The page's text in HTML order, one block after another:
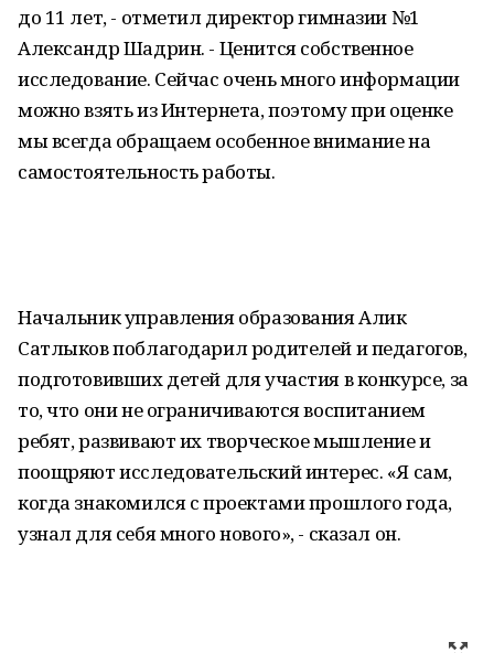
до 11 лет, - отметил директор гимназии №1
Александр Шадрин. - Ценится собственное
исследование. Сейчас очень много информации
можно взять из Интернета, поэтому при оценке
мы всегда обращаем особенное внимание на
самостоятельность работы.
Начальник управления образования Алик
Сатлыков поблагодарил родителей и педагогов,
подготовивших детей для участия в конкурсе, за
то, что они не ограничиваются воспитанием
ребят, развивают их творческое мышление и
поощряют исследовательский интерес. «Я сам,
когда знакомился с проектами прошлого года,
узнал для себя много нового», - сказал он.